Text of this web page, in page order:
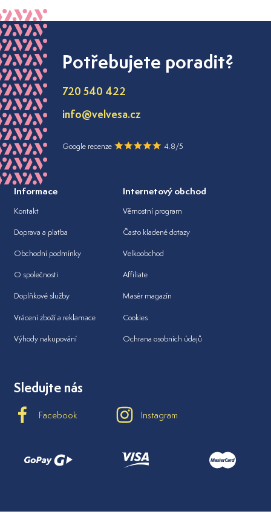
Potřebujete poradit?
720 540 422
info@velvesa.cz
Google recenze 4.8/5
Informace
Kontakt
Doprava a platba
Obchodní podmínky
O společnosti
Doplňkové služby
Vrácení zboží a reklamace
Výhody nakupování
Internetový obchod
Věrnostní program
Často kladené dotazy
Velkoobchod
Affiliate
Masér magazín
Cookies
Ochrana osobních údajů
Sledujte nás
Facebook Instagram